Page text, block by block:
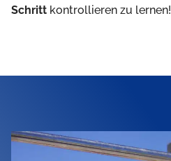
Schritt kontrollieren zu lernen!